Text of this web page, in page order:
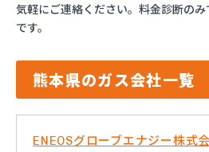
気軽にご連絡ください。料金診断の
です。
熊本県のガス会社一覧
ENEOSグローブエナジー株